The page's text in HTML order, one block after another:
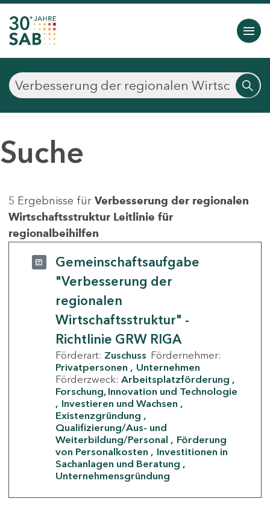
Suche
5 Ergebnisse für Verbesserung der regionalen
Wirtschaftsstruktur Leitlinie für
regionalbeihilfen
Gemeinschaftsaufgabe
"Verbesserung der
regionalen
Wirtschaftsstruktur" -
Richtlinie GRW RIGA
Förderart: Zuschuss Fördernehmer:
Privatpersonen
Unternehmen
Förderzweck: Arbeitsplatzförderung
Forschung, Innovation und Technologie
Investieren und Wachsen
Existenzgründung
Qualifizierung/Aus- und
Weiterbildung/Personal
Förderung
von Personalkosten
Investitionen in
Sachanlagen und Beratung
Unternehmensgründung